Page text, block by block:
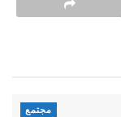
مجتمع